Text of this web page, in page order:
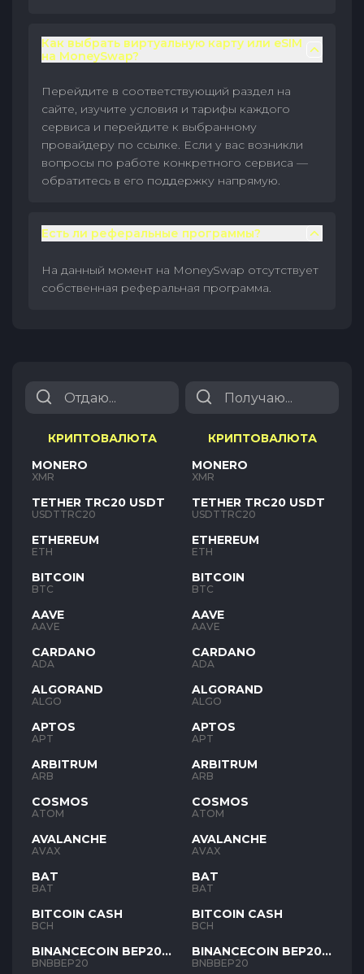
Как выбрать виртуальную карту или eSIM
на MoneySwap?
Перейдите в соответствующий раздел на
сайте, изучите условия и тарифы каждого
сервиса и перейдите к выбранному
провайдеру по ссылке. Если у вас возникли
вопросы по работе конкретного сервиса —
обратитесь в его поддержку напрямую.
Есть ли реферальные программы?
На данный момент на MoneySwap отсутствует
собственная реферальная программа.
КРИПТОВАЛЮТА
MONERO
XMR
TETHER TRC20 USDT
USDTTRC20
ETHEREUM
ETH
BITCOIN
BTC
AAVE
AAVE
CARDANO
ADA
ALGORAND
ALGO
APTOS
APT
ARBITRUM
ARB
COSMOS
ATOM
AVALANCHE
AVAX
BAT
BAT
BITCOIN CASH
BCH
BINANCECOIN BEP20
BNB
BNBBEP20
КРИПТОВАЛЮТА
MONERO
XMR
TETHER TRC20 USDT
USDTTRC20
ETHEREUM
ETH
BITCOIN
BTC
AAVE
AAVE
CARDANO
ADA
ALGORAND
ALGO
APTOS
APT
ARBITRUM
ARB
COSMOS
ATOM
AVALANCHE
AVAX
BAT
BAT
BITCOIN CASH
BCH
BINANCECOIN BEP20
BNB
BNBBEP20